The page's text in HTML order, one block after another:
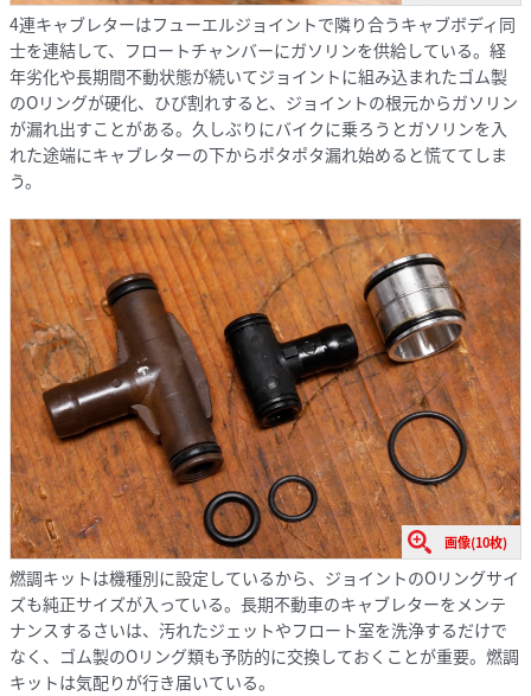
4連キャブレターはフューエルジョイントで隣り合うキャブボディ同
士を連結して、フロートチャンバーにガソリンを供給している。経
年劣化や長期間不動状態が続いてジョイントに組み込まれたゴム製
のOリングが硬化、ひび割れすると、ジョイントの根元からガソリン
が漏れ出すことがある。久しぶりにバイクに乗ろうとガソリンを入
れた途端にキャブレターの下からポタポタ漏れ始めると慌ててしま
う。
画像(10枚)
燃調キットは機種別に設定しているから、ジョイントのOリングサイ
ズも純正サイズが入っている。長期不動車のキャブレターをメンテ
ナンスするさいは、汚れたジェットやフロート室を洗浄するだけで
なく、ゴム製のOリング類も予防的に交換しておくことが重要。燃調
キットは気配りが行き届いている。